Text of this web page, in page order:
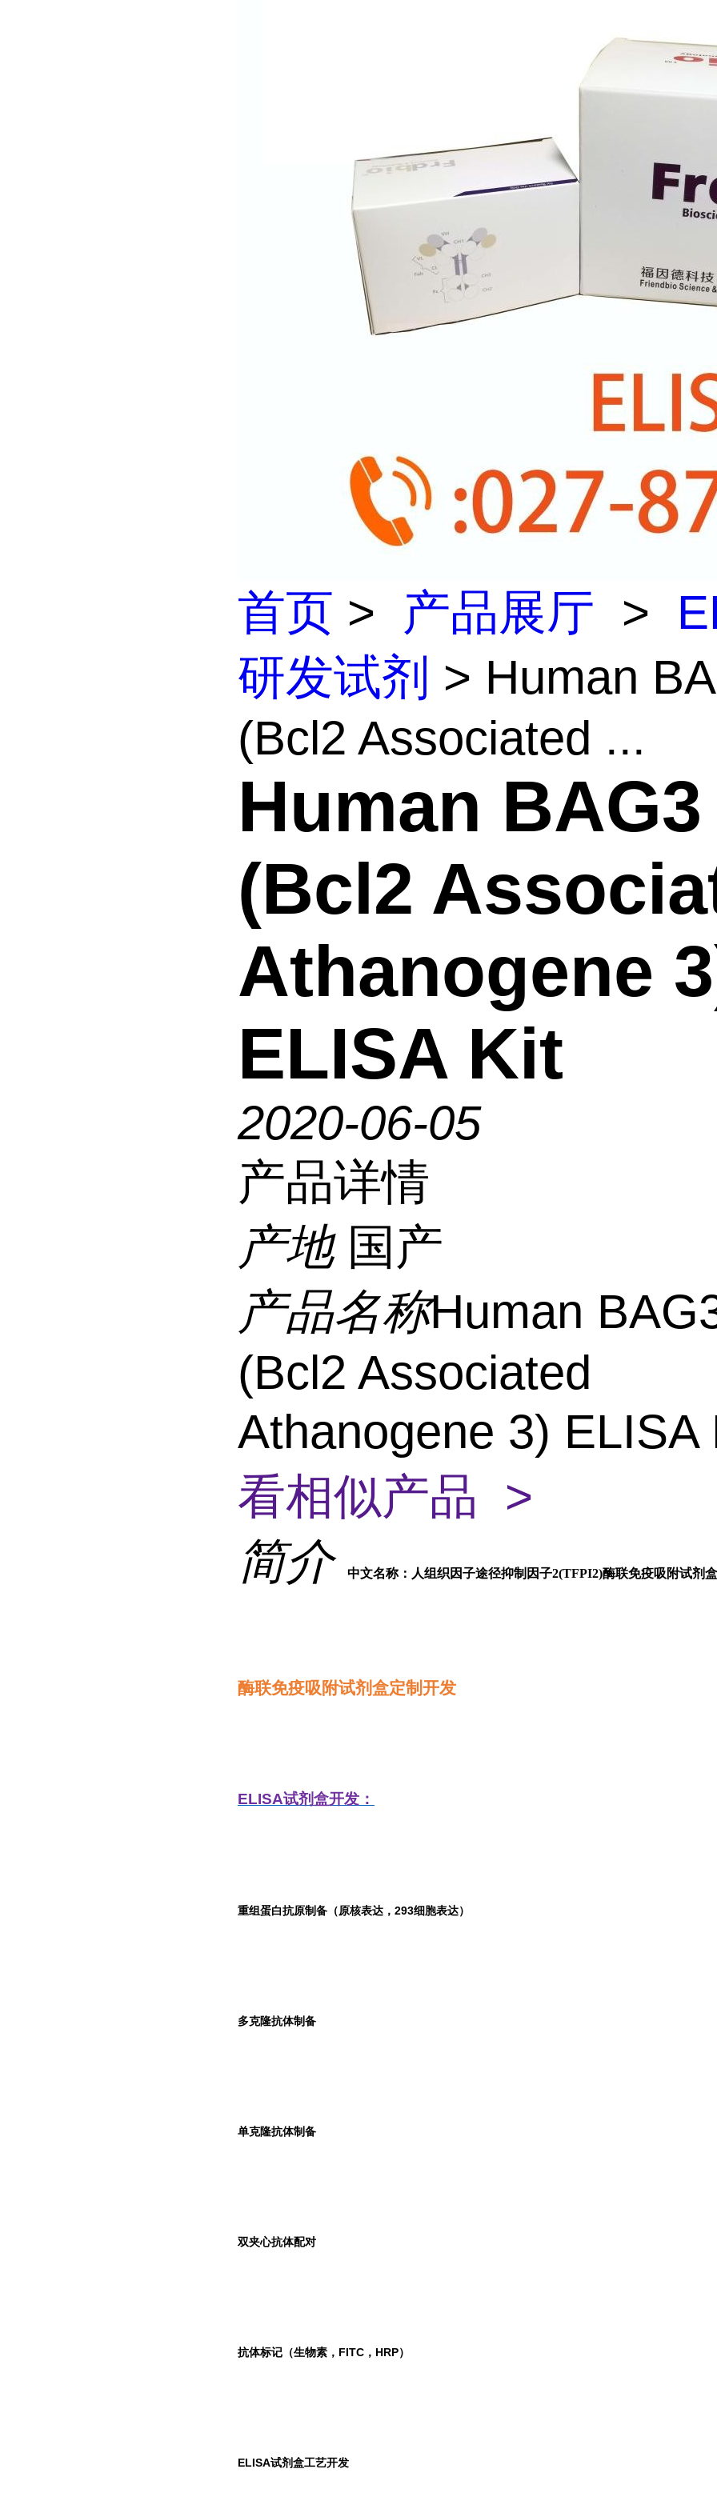
首页 > 产品展厅 >
研发试剂 > Human
(Bcl2 Associated ...
Human BAG3
(Bcl2
Athanogene
ELISA Kit
2020-06-05
产品详情
产地 国产
产品名称Human
(Bcl2 Associated
Athanogene 3)
看相似产品 >
简介
中文名称：人组织因子途径抑制因子2(TFPI2)酶联免疫吸附试剂盒
酶联免疫吸附试剂盒定制开发
ELISA试剂盒开发：
重组蛋白抗原制备（原核表达，293细胞表达）
多克隆抗体制备
单克隆抗体制备
双夹心抗体配对
抗体标记（生物素，FITC，HRP）
ELISA试剂盒工艺开发